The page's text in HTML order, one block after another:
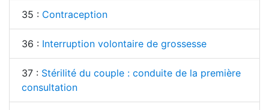
35 : Contraception
36 : Interruption volontaire de grossesse
37 : Stérilité du couple : conduite de la première
consultation